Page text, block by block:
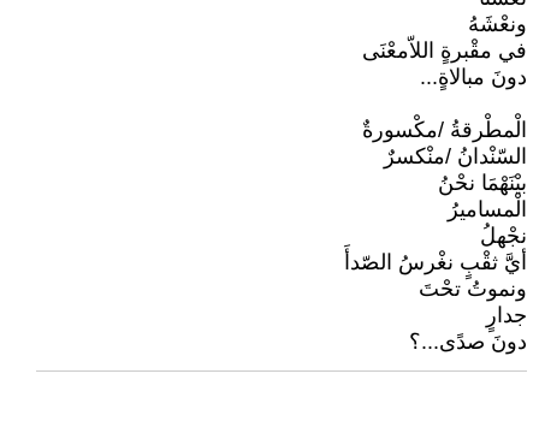
ونعْشَهُ
في مقْبرةٍ اللاّمعْنَى
دونَ مبالاةٍ...
الْمطْرقةُ /مكْسورةٌ
السّنْدانُ /منْكسرٌ
بيْنَهْمَا نحْنُ
الْمساميرُ
نجْهلُ
أيَّ ثقْبٍ نغْرسُ الصّدأَ
ونموتُ تحْتَ
جدارٍ
دونَ صدًى...؟